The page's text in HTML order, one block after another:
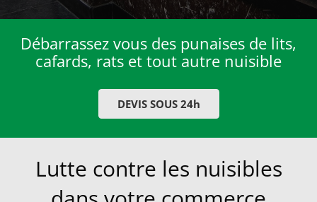
Débarrassez vous des punaises de lits,
cafards, rats et tout autre nuisible
DEVIS SOUS 24h
Lutte contre les nuisibles